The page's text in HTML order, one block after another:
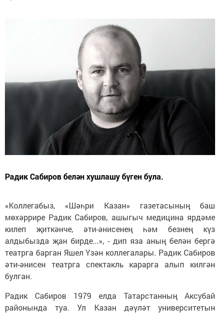
Радик Сабиров белән хушлашу бүген була.
«Коллегабыз, «Шәһри Казан» газетасының баш
мөхәррире Радик Сабиров, ашыгыч медицина ярдәме
килеп җиткәнче, әти-әнисенең һәм безнең күз
алдыбызда җан бирде...», - дип яза аның белән бергә
театрга барган Яшел Үзән коллегалары. Радик Сабиров
әти-әнисен театрга спектакль карарга алып килгән
булган.
Радик Сабиров 1979 елда Татарстанның Аксубай
районында туа. Ул Казан дәүләт университетын